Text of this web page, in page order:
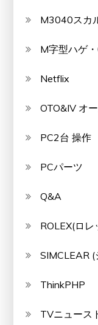
M3040スカ
M字型ハゲ
Netflix
OTO&IV オ
PC2台 操作
PCパーツ
Q&A
ROLEX(ロレ
SIMCLEAR (
ThinkPHP
TVニュース